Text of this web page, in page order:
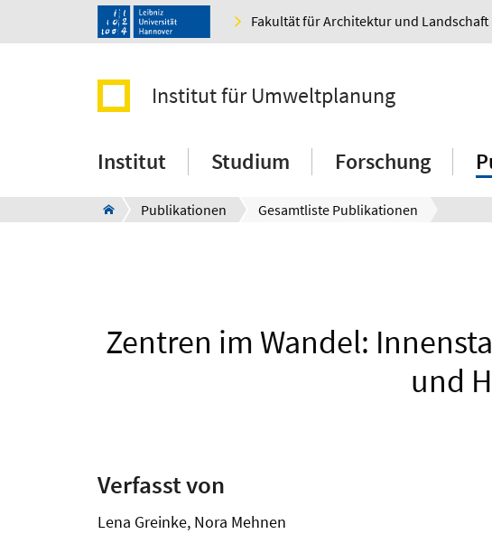
Fakultät für Architektur und Landschaft
Institut für Umweltplanung
Institut Studium Forschung
Publikationen Gesamtliste Publikationen
Zentren im Wandel:
und
Verfasst von
Lena Greinke, Nora Mehnen